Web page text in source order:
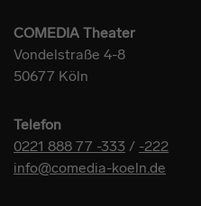
COMEDIA Theater
Vondelstraße 4-8
50677 Köln
Telefon
0221 888 77 -333 / -222
info@comedia-koeln.de